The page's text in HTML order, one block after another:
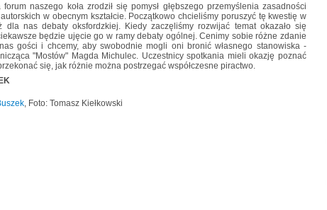
naszego koła zrodził się pomysł głębszego przemyślenia zasadności
w obecnym kształcie. Początkowo chcieliśmy poruszyć tę kwestię w
dla nas debaty oksfordzkiej. Kiedy zaczęliśmy rozwijać temat okazało się
będzie ujęcie go w ramy debaty ogólnej. Cenimy sobie różne zdanie
gości i chcemy, aby swobodnie mogli oni bronić własnego stanowiska -
"Mostów" Magda Michulec. Uczestnicy spotkania mieli okazję poznać
się, jak różnie można postrzegać współczesne piractwo.
, Foto: Tomasz Kiełkowski